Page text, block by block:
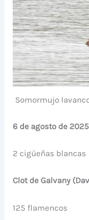
Somormujo
6 de agosto de
2 cigüeñas blancas
Clot de Galvany
125 flamencos